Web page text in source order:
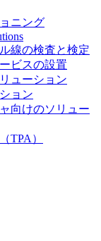
ニング
線の検査と検定
ビスの設置
ューション
ョン
向けのソリュー
TPA）